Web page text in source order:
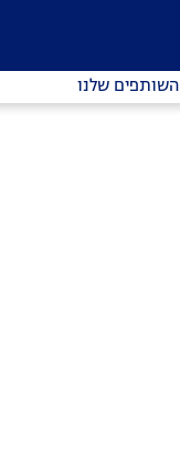
השותפים שלנו